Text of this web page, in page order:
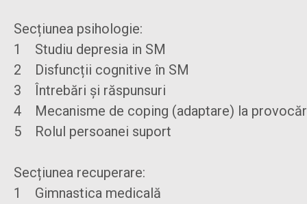
Secțiunea psihologie:
1 Studiu depresia in SM
2 Disfuncții cognitive în SM
3 Întrebări și răspunsuri
4 Mecanisme de coping (adaptare) la
5 Rolul persoanei suport
Secțiunea recuperare:
1 Gimnastica medicală